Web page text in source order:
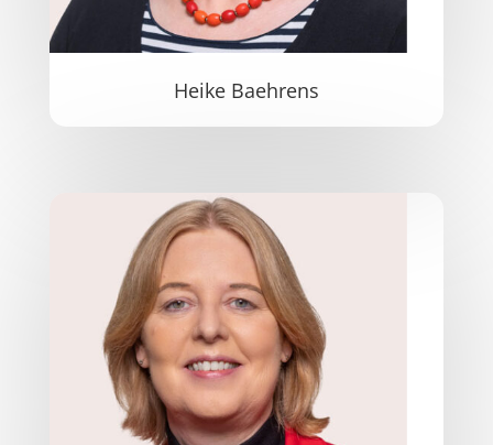
Heike Baehrens